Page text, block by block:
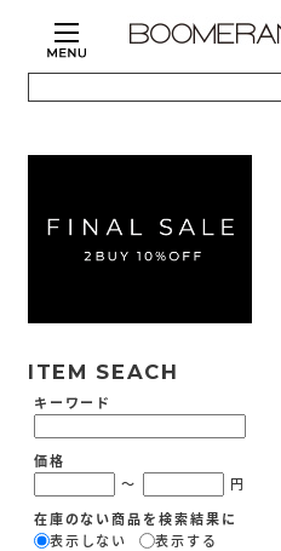
ITEM SEACH
キーワード
価格
～
円
在庫のない商品を検索結果に
表示しない
表示する